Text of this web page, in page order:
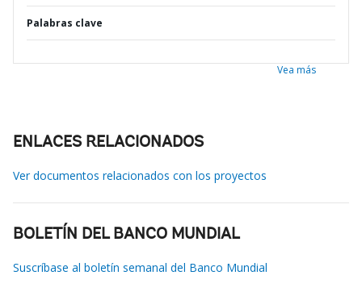
Palabras clave
Vea más
ENLACES RELACIONADOS
Ver documentos relacionados con los proyectos
BOLETÍN DEL BANCO MUNDIAL
Suscríbase al boletín semanal del Banco Mundial